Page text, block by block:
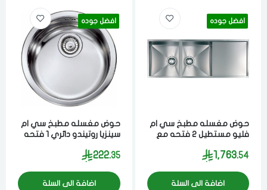
افضل جوده
حوض مغسله مطبخ سي ام
فليو مستطيل 2 فتحه مع
مصنوع من مواد عاليه
1,763.54
اضافة الى السلة
افضل جوده
حوض مغسله مطبخ سي ام
سينزيا روتيندو دائري 1 فتحه
مواد عاليه الجوده ستيل
222.35
اضافة الى السلة
الدخول تسجيل
اختر المدينة